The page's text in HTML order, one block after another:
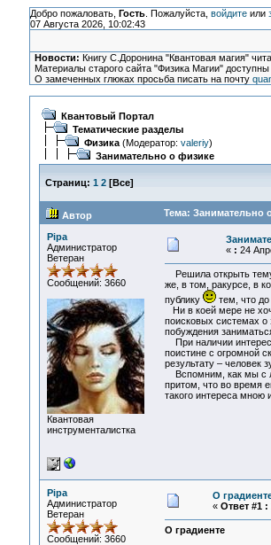
Добро пожаловать, Гость. Пожалуйста, войдитеили
07 Августа 2026, 10:02:43
Новости: Книгу С.Доронина "Квантовая магия"
Материалы старого сайта "Физика Магии"
О замеченных глюках просьба писать на почту
Квантовый Портал
Тематические разделы
Физика(Модератор: valeriy)
Занимательно о физике
Страниц: 1 2[Все]
Автор Тема: Занимательно
Pipa
Администратор
Ветеран
Сообщений: 3660
Квантовая
инструменталистка
« : 24
Решила открыть
же, в том, ракурсе, в
публику
тем, что до
Ни в коей мере не
поисковых системах о
побуждения
При наличии
поистине с огромной
результату – человек
Вспомним, как мы с
притом, что во время
такого интереса мною
Pipa
Администратор
Ветеран
Сообщений: 3660
О
« Ответ #1 :
О градиенте